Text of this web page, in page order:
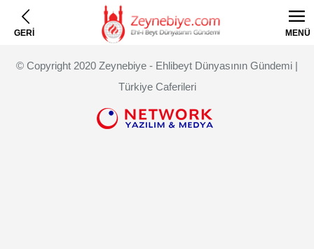
GERİ MENÜ
© Copyright 2020 Zeynebiye - Ehlibeyt Dünyasının Gündemi |
Türkiye Caferileri